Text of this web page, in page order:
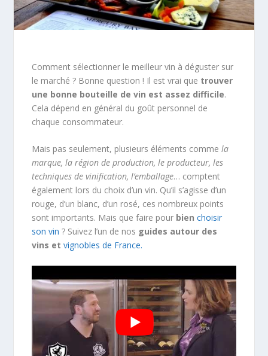
Comment sélectionner le meilleur vin à déguster sur
le marché ? Bonne question ! Il est vrai que trouver
une bonne bouteille de vin est assez difficile.
Cela dépend en général du goût personnel de
chaque consommateur.
Mais pas seulement, plusieurs éléments commela
marque, la région de production, le producteur, les
techniques de vinification, l’emballage… comptent
également lors du choix d’un vin. Qu’il s’agisse d’un
rouge, d’un blanc, d’un rosé, ces nombreux points
sont importants. Mais que faire pour bienchoisir
son vin ? Suivez l’un de nos guides autour des
vins etvignobles de France.